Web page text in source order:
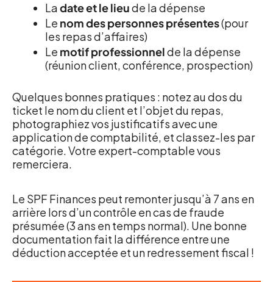
Ladate et le lieude la dépense
Le nom des personnes présentes(pour
les repas d’affaires)
Le motif professionnelde la dépense
(réunion client, conférence, prospection)
Quelques bonnes pratiques : notez au dos du
ticket le nom du client et l’objet du repas,
photographiez vos justificatifs avec une
application de comptabilité, et classez-les par
catégorie. Votre expert-comptable vous
remerciera.
Le SPF Finances peut remonter jusqu’à 7 ans en
arrière lors d’un contrôle en cas de fraude
présumée (3 ans en temps normal). Une bonne
documentation fait la différence entre une
déduction acceptée et un redressement fiscal !